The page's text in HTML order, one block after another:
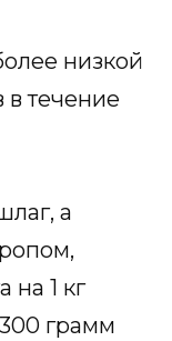
низкой
в течение
а
на 1 кг
грамм